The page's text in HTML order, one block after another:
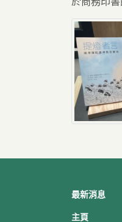
最新消息
主頁